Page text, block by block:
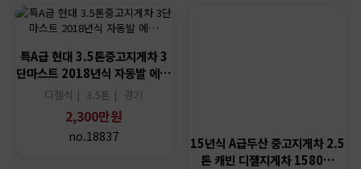
특A급 현대 3.5톤중고지게차 3
단마스트 2018년식 자동발 에…
디젤식 | 3.5톤 | 경기
2,300만원
no.18837
15년식 A급두산 중고지게차 2.5
톤 캐빈 디젤지게차 1580…